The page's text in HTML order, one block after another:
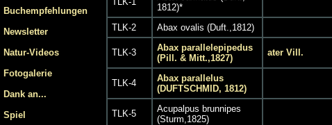
Buchempfehlungen
Newsletter
Natur-Videos
Fotogalerie
Dank an...
Spiel
1812)*
TLK-2 Abax ovalis (Duft.,1812)
TLK-3
Abax parallelepipedus
(Pill. & Mitt.,1827)
ater Vill.
TLK-4
Abax parallelus
(DUFTSCHMID, 1812)
TLK-5
Acupalpus brunnipes
(Sturm,1825)